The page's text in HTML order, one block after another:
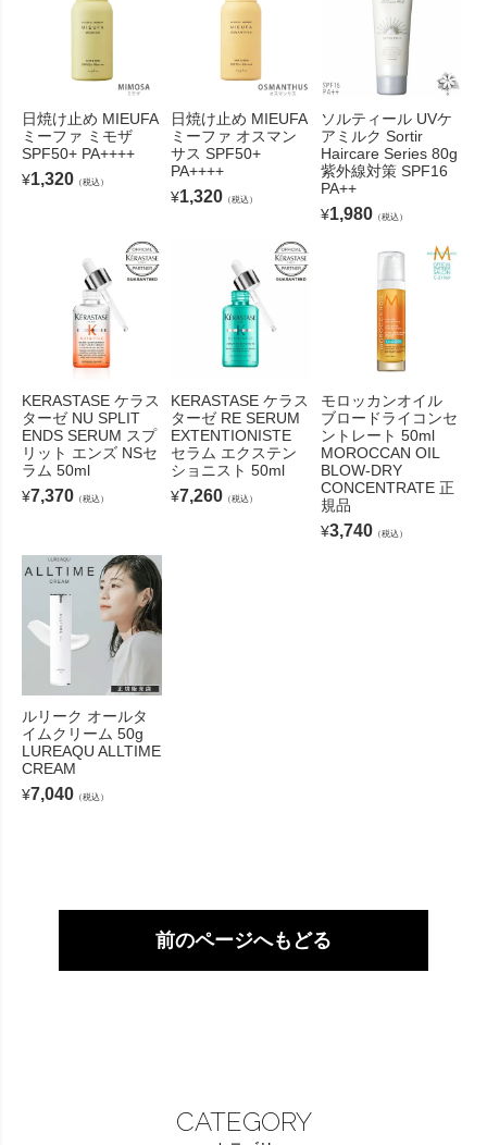
日焼け止め MIEUFA
ミーファ ミモザ
SPF50+ PA++++
¥1,320 （税込）
日焼け止め MIEUFA
ミーファ オスマン
サス SPF50+
PA++++
¥1,320 （税込）
ソルティール UVケ
アミルク Sortir
Haircare Series 80g
紫外線対策 SPF16
PA++
¥1,980（税込）
KERASTASE ケラス
ターゼ NU SPLIT
ENDS SERUM スプ
リット エンズ NSセ
ラム 50ml
¥7,370 （税込）
KERASTASE ケラス
ターゼ RE SERUM
EXTENTIONISTE
セラム エクステン
ショニスト 50ml
¥7,260 （税込）
モロッカンオイル
ブロードライコンセ
ントレート 50ml
MOROCCAN OIL
BLOW-DRY
CONCENTRATE 正
規品
¥3,740（税込）
ルリーク オールタ
イムクリーム 50g
LUREAQU ALLTIME
CREAM
¥7,040 （税込）
前のページへもどる
CATEGORY